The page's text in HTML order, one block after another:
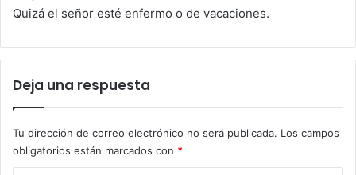
Quizá el señor esté enfermo o de vacaciones.
Deja una respuesta
Tu dirección de correo electrónico no será publicada. Los campos
obligatorios están marcados con *